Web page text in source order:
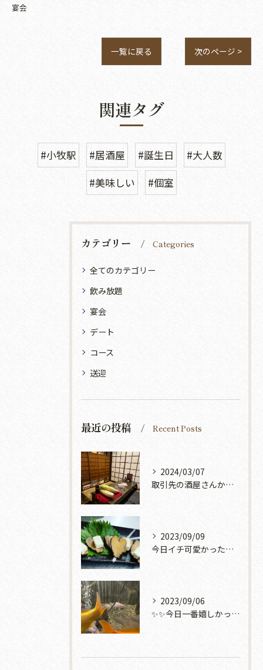
宴会
一覧に戻る 次のページ >
関連タグ
#小牧駅 #居酒屋 #誕生日
#大人数
#美味しい
#個室
カテゴリー Categories
全てのカテゴリー
飲み放題
宴会
デート
コース
送迎
最近の投稿 Recent Posts
2024/03/07
取引先の酒屋さんから『巨大大根』をいただきました😍✨✨
2023/09/09
今日イチ可愛かった『いぶりがっこクリームチーズ添え』思わず写...
2023/09/06
✨✨今日一番嬉しかったこと✨✨